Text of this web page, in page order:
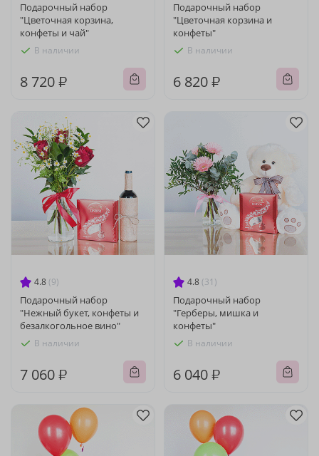
Подарочный набор
"Цветочная корзина,
конфеты и чай"
В наличии
8 720 ₽
Подарочный набор
"Цветочная корзина и
конфеты"
В наличии
6 820 ₽
4.8 (9)
Подарочный набор
"Нежный букет, конфеты и
безалкогольное вино"
В наличии
7 060 ₽
4.8 (31)
Подарочный набор
"Герберы, мишка и
конфеты"
В наличии
6 040 ₽